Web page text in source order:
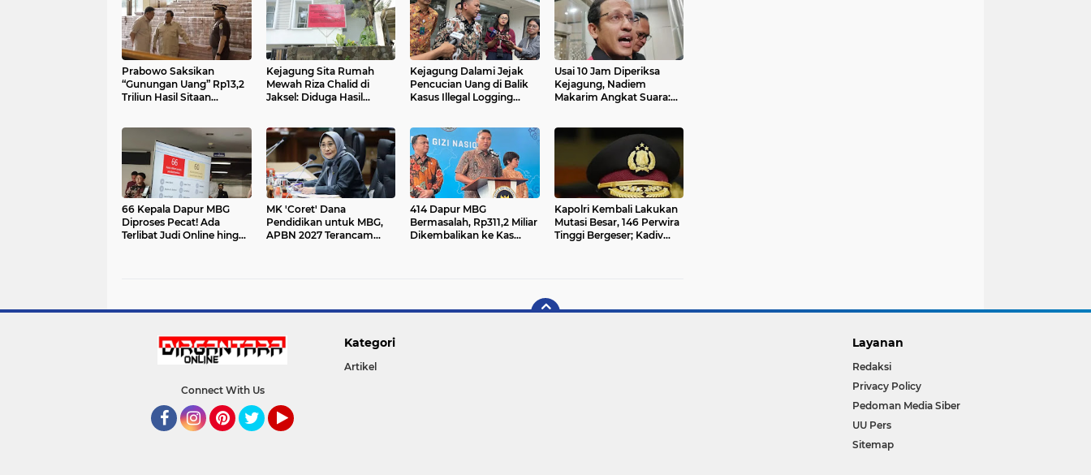
Prabowo Saksikan
“Gunungan Uang” Rp13,2
Triliun Hasil Sitaan
Kejagung Sita Rumah
Mewah Riza Chalid di
Jaksel: Diduga Hasil
Pertamina
Kejagung Dalami Jejak
Pencucian Uang di Balik
Kasus Illegal Logging
Rugi Rp239 Miliar
Usai 10 Jam Diperiksa
Kejagung, Nadiem
Makarim Angkat Suara:
66 Kepala Dapur MBG
Diproses Pecat! Ada
Terlibat Judi Online hingga
MK 'Coret' Dana
Pendidikan untuk MBG,
APBN 2027 Terancam
414 Dapur MBG
Bermasalah, Rp311,2 Miliar
Dikembalikan ke Kas
Kapolri Kembali Lakukan
Mutasi Besar, 146 Perwira
Tinggi Bergeser; Kadiv
Connect With Us
Kategori
Artikel
Layanan
Redaksi
Privacy Policy
Pedoman Media Siber
UU Pers
Sitemap